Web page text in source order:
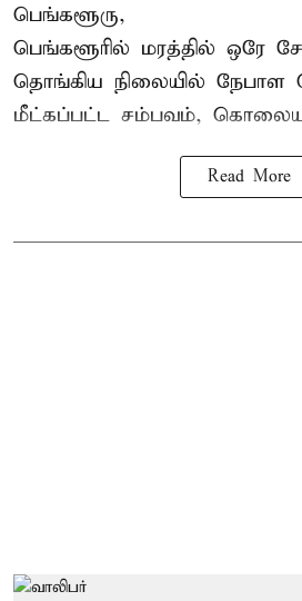
பெங்களூரு,
பெங்களூரில் மரத்தில் ஒரே
தொங்கிய நிலையில் நேபாள
மீட்கப்பட்ட சம்பவம்,
Read More